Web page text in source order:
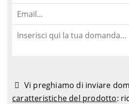
Vi preghiamo di inviare
caratteristiche del prodotto: